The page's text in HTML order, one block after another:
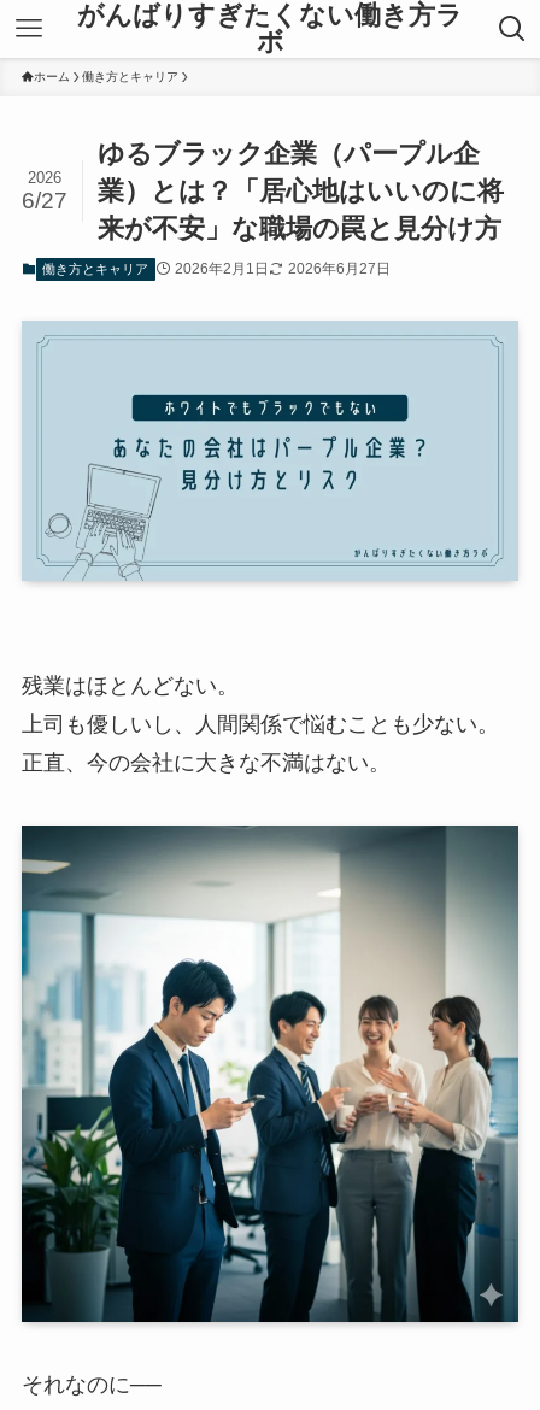
がんばりすぎたくない働き方ラ
ボ
ホーム 働き方とキャリア
ゆるブラック企業（パープル企
業）とは？「居心地はいいのに将
来が不安」な職場の罠と見分け方
2026
6/27
働き方とキャリア 2026年2月1日 2026年6月27日
残業はほとんどない。
上司も優しいし、人間関係で悩むことも少ない。
正直、今の会社に大きな不満はない。
それなのに──